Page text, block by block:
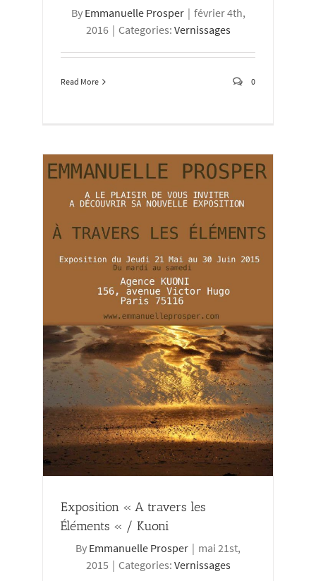
By Emmanuelle Prosper | février 4th,
2016 | Categories: Vernissages
Read More 0
Exposition « A travers les
Éléments « / Kuoni
By Emmanuelle Prosper | mai 21st,
2015 | Categories: Vernissages